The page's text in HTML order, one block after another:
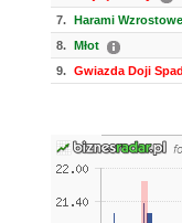
7. Harami Wzrostowe
8. Młot
9. Gwiazda Doji